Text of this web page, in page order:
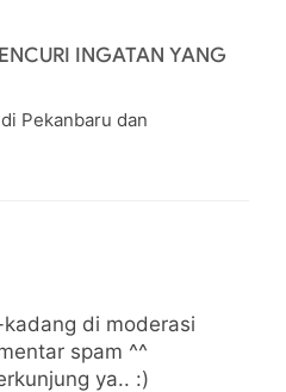
INGATAN YANG
Pekanbaru dan
di moderasi
spam ^^
ya.. :)